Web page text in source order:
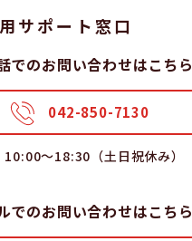
サポート窓⼝
でのお問い合わせはこちら
042-850-7130
10:00〜18:30（⼟⽇祝休み）
でのお問い合わせはこちら